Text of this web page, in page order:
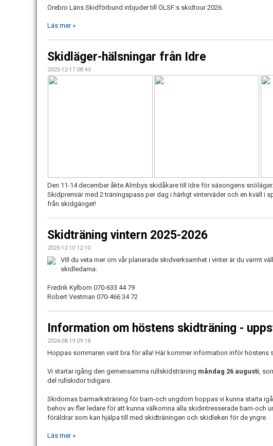
Örebro Läns Skidförbund inbjuder till ÖLSF:s skidtour 2026.
Läs mer »
Skidläger-hälsningar från Idre
2025-12-17 08:43
Den 11-14 december åkte Almbys skidåkare till Idre för säsongens
Skidpremiär med 2 träningspass per dag i härligt vinterväder och en kväll i
från skidgänget!
Skidträning vintern 2025-2026
2025-12-10 12:10
Vill du veta mer om vår planerade skidverksamhet i vinter är du varmt
skidledarna:
Fredrik Kylborn 070-633 44 79
Robert Vestman 070-466 34 72
Information om höstens skidträning -
2024-08-19 09:18
Hoppas sommaren varit bra för alla! Här kommer information inför höstens
Vi startar igång den gemensamma rullskidsträning måndag 26 augusti,
del rullskidor tidigare.
Skidornas barmarksträning för barn-och ungdom hoppas vi kunna starta
behov av fler ledare för att kunna välkomna alla skidintresserade barn-och
föräldrar som kan hjälpa till med skidträningen och skidleken för de yngre.
Läs mer »